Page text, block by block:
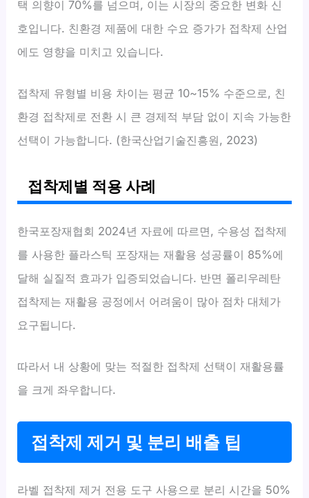
택 의향이 70%를 넘으며, 이는 시장의 중요한 변화 신
호입니다. 친환경 제품에 대한 수요 증가가 접착제 산업
에도 영향을 미치고 있습니다.
접착제 유형별 비용 차이는 평균 10~15% 수준으로, 친
환경 접착제로 전환 시 큰 경제적 부담 없이 지속 가능한
선택이 가능합니다. (한국산업기술진흥원, 2023)
접착제별 적용 사례
한국포장재협회 2024년 자료에 따르면, 수용성 접착제
를 사용한 플라스틱 포장재는 재활용 성공률이 85%에
달해 실질적 효과가 입증되었습니다. 반면 폴리우레탄
접착제는 재활용 공정에서 어려움이 많아 점차 대체가
요구됩니다.
따라서 내 상황에 맞는 적절한 접착제 선택이 재활용률
을 크게 좌우합니다.
접착제 제거 및 분리 배출 팁
라벨 접착제 제거 전용 도구 사용으로 분리 시간을 50%